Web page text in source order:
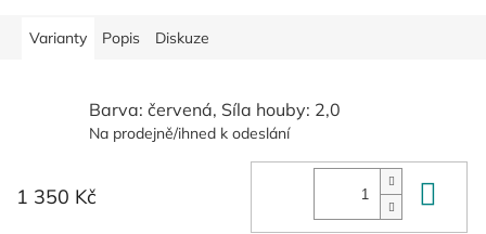
Varianty Popis Diskuze
Barva: červená, Síla houby: 2,0
Na prodejně/ihned k odeslání
1 350 Kč